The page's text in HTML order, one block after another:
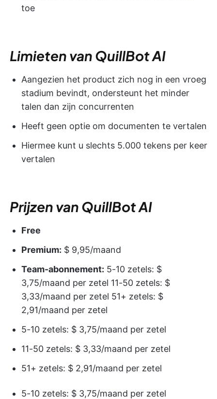
toe
Limieten van QuillBot AI
Aangezien het product zich nog in een vroeg
stadium bevindt, ondersteunt het minder
talen dan zijn concurrenten
Heeft geen optie om documenten te vertalen
Hiermee kunt u slechts 5.000 tekens per keer
vertalen
Prijzen van QuillBot AI
Free
Premium: $ 9,95/maand
Team-abonnement: 5-10 zetels: $
3,75/maand per zetel 11-50 zetels: $
3,33/maand per zetel 51+ zetels: $
2,91/maand per zetel
5-10 zetels: $ 3,75/maand per zetel
11-50 zetels: $ 3,33/maand per zetel
51+ zetels: $ 2,91/maand per zetel
5-10 zetels: $ 3,75/maand per zetel